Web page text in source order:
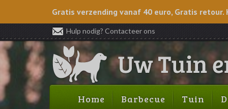
Gratis verzending vanaf 40 euro, Gratis retour.
Hulp nodig? Contacteer ons
Home Barbecue Tuin